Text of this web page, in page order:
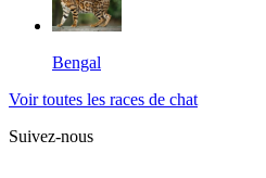
Bengal
Voir toutes les races de chat
Suivez-nous